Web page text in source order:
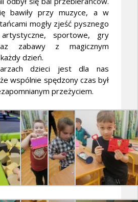
bawiły przy muzyce, a w
mogły zjeść pysznego
artystyczne, sportowe, gry
zabawy z magicznym
dzień.
dzieci jest dla nas
wspólnie spędzony czas był
przeżyciem.